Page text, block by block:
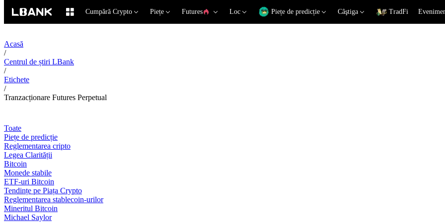
Cumpără Crypto Piețe Futures Loc Piețe de predicție Câştiga TradFi
Acasă
/
Centrul de știri LBank
/
Etichete
/
Tranzacționare Futures Perpetual
Toate
Piețe de predicție
Reglementarea cripto
Legea Clarității
Bitcoin
Monede stabile
ETF-uri Bitcoin
Tendințe pe Piața Crypto
Reglementarea stablecoin-urilor
Mineritul Bitcoin
Michael Saylor